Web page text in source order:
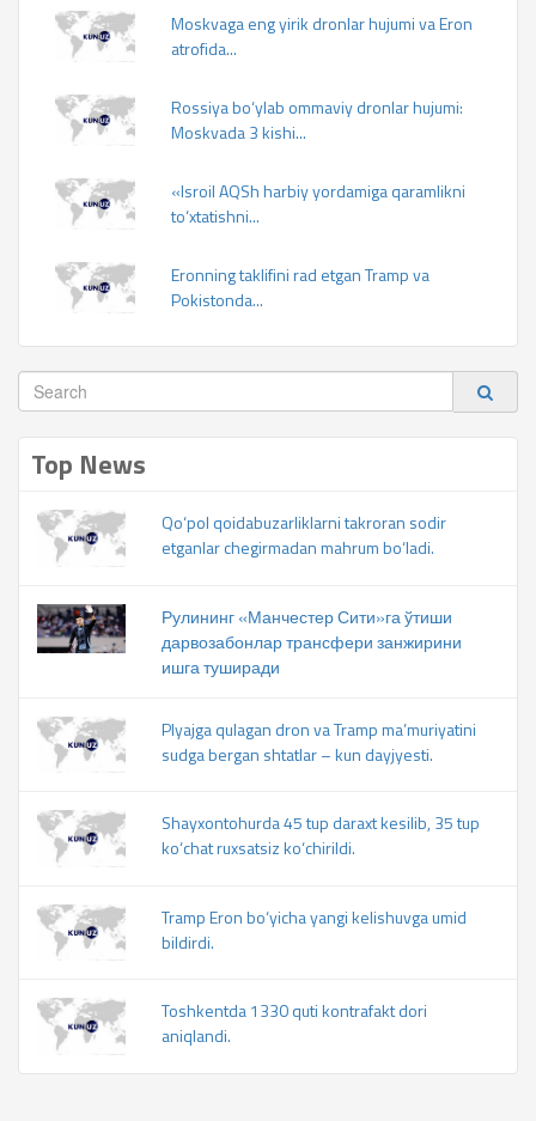
Moskvaga eng yirik dronlar hujumi va Eron
atrofida...
Rossiya bo‘ylab ommaviy dronlar hujumi:
Moskvada 3 kishi...
«Isroil AQSh harbiy yordamiga qaramlikni
to‘xtatishni...
Eronning taklifini rad etgan Tramp va
Pokistonda...
Top News
Qo‘pol qoidabuzarliklarni takroran sodir
etganlar chegirmadan mahrum bo‘ladi.
Рулининг «Манчестер Сити»га ўтиши
дарвозабонлар трансфери занжирини
ишга туширади
Plyajga qulagan dron va Tramp ma’muriyatini
sudga bergan shtatlar – kun dayjyesti.
Shayxontohurda 45 tup daraxt kesilib, 35 tup
ko‘chat ruxsatsiz ko‘chirildi.
Tramp Eron bo‘yicha yangi kelishuvga umid
bildirdi.
Toshkentda 1330 quti kontrafakt dori
aniqlandi.